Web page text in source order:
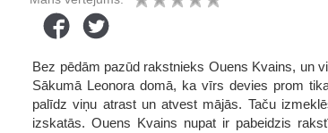
Bez pēdām pazūd rakstnieks Ouens Kvains, un
Sākumā Leonora domā, ka vīrs devies prom
palīdz viņu atrast un atvest mājās. Taču
izskatās. Ouens Kvains nupat ir pabeidzis